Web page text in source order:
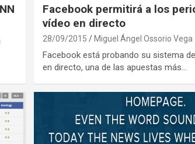
Facebook permitirá a los
vídeo en directo
28/09/2015 Miguel Ángel Ossorio Vega
Facebook está probando su sistema
en directo, una de las apuestas más…